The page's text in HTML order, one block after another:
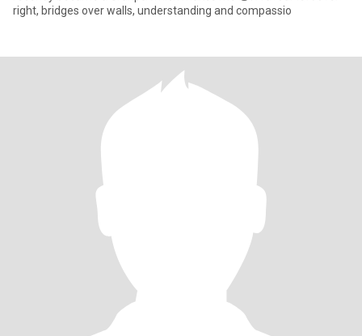
right, bridges over walls, understanding and compassio